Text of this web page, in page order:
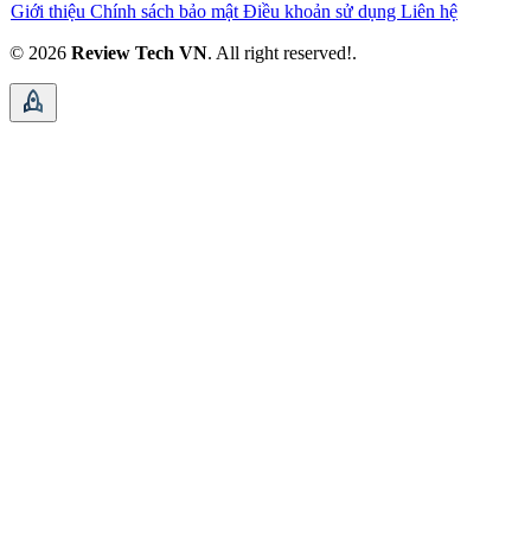
Giới thiệu Chính sách bảo mật Điều khoản sử dụng Liên hệ
© 2026 Review Tech VN. All right reserved!.
rocket